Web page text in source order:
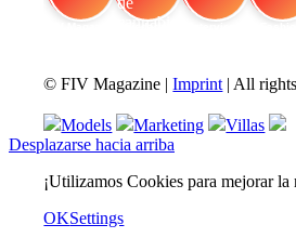
© FIV Magazine |Imprint | All
Models Marketing
Villas
Desplazarse hacia arriba
¡Utilizamos Cookies para mejorar la
OKSettings